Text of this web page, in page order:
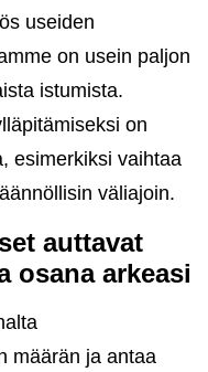
useiden
on usein paljon
istumista.
on
esimerkiksi vaihtaa
väliajoin.
auttavat
osana arkeasi
määrän ja antaa